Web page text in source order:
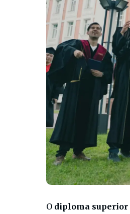
O diploma superior